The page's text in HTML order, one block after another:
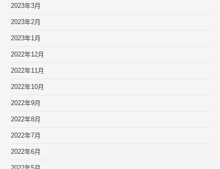
2023年3月
2023年2月
2023年1月
2022年12月
2022年11月
2022年10月
2022年9月
2022年8月
2022年7月
2022年6月